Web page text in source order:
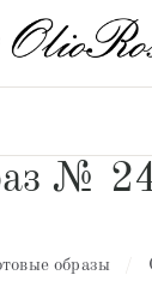
№
образы